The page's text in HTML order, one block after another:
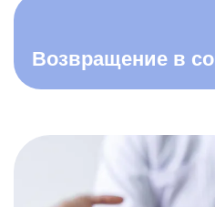
Возвращение в